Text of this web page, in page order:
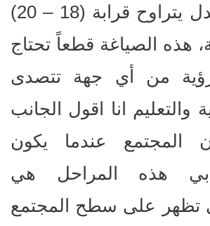
فسيبقى بمعدل يتراوح قرابة (18 – 20)
هذه الصياغة قطعاً تحتاج
من أي جهة تتصدى
والتعليم انا اقول الجانب
المجتمع عندما يكون
هذه المراحل هي
تظهر على سطح المجتمع